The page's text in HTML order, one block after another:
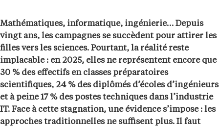
Mathématiques, informatique, ingénierie… Depuis
vingt ans, les campagnes se succèdent pour attirer les
filles vers les sciences. Pourtant, la réalité reste
implacable : en 2025, elles ne représentent encore que
30 % des effectifs en classes préparatoires
scientifiques, 24 % des diplômés d’écoles d’ingénieurs
et à peine 17 % des postes techniques dans l’industrie
IT. Face à cette stagnation, une évidence s’impose : les
approches traditionnelles ne suffisent plus. Il faut